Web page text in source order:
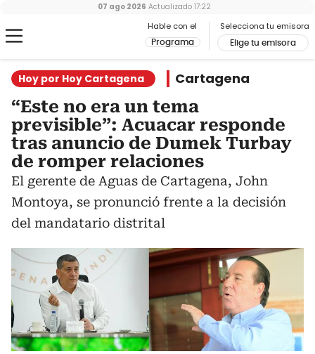
Hable con el
Programa
Selecciona tu emisora
Elige tu emisora
07 ago 2026 Actualizado 17:22
Hoy por Hoy Cartagena Cartagena
“Este no era un tema
previsible”: Acuacar responde
tras anuncio de Dumek Turbay
de romper relaciones
El gerente de Aguas de Cartagena, John
Montoya, se pronunció frente a la decisión
del mandatario distrital